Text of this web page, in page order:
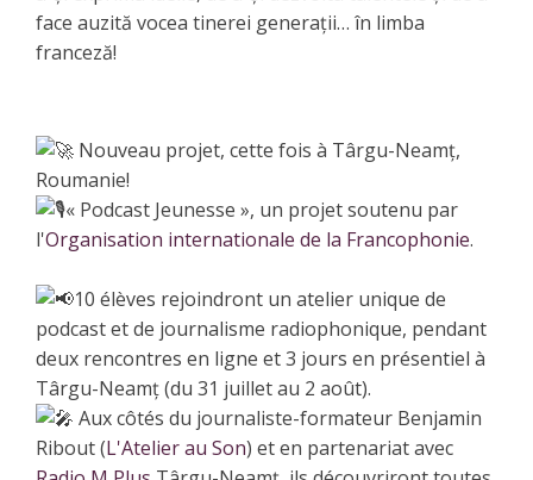
face auzită vocea tinerei generații… în limba
franceză!
Nouveau projet, cette fois à Târgu-Neamț,
Roumanie!
« Podcast Jeunesse », un projet soutenu par
l'Organisation internationale de la Francophonie.
10 élèves rejoindront un atelier unique de
podcast et de journalisme radiophonique, pendant
deux rencontres en ligne et 3 jours en présentiel à
Târgu-Neamț (du 31 juillet au 2 août).
Aux côtés du journaliste-formateur Benjamin
Ribout (L'Atelier au Son) et en partenariat avec